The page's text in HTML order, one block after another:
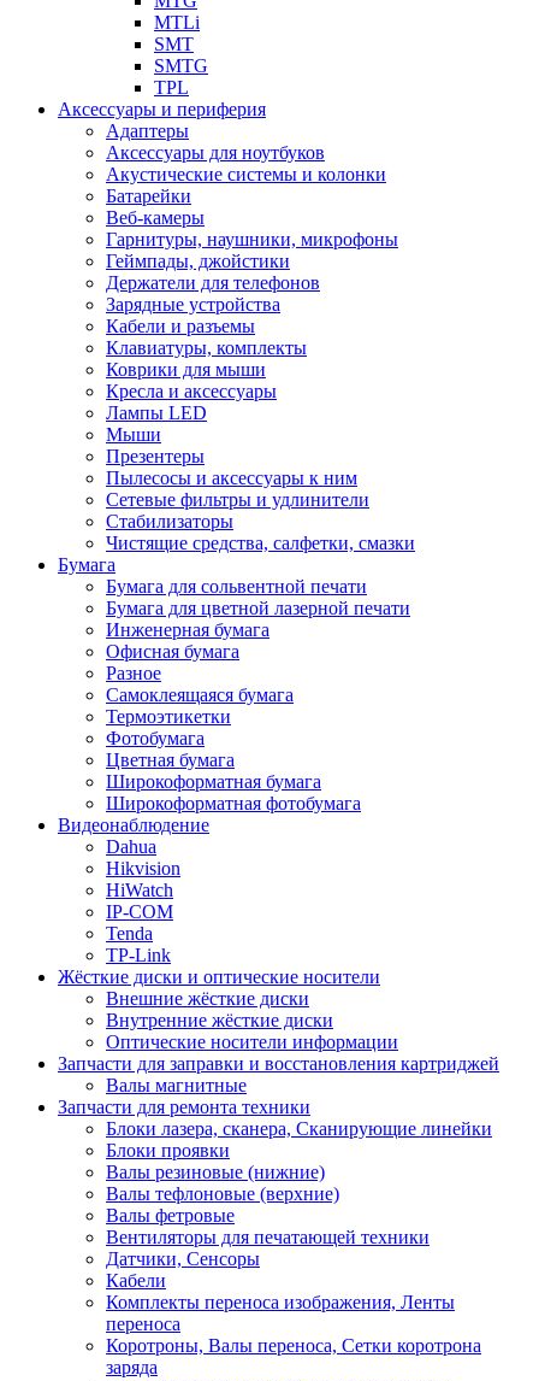
MTLi
SMT
SMTG
TPL
Аксессуары и периферия
Адаптеры
Аксессуары для ноутбуков
Акустические системы и колонки
Батарейки
Веб-камеры
Гарнитуры, наушники, микрофоны
Геймпады, джойстики
Держатели для телефонов
Зарядные устройства
Кабели и разъемы
Клавиатуры, комплекты
Коврики для мыши
Кресла и аксессуары
Лампы LED
Мыши
Презентеры
Пылесосы и аксессуары к ним
Сетевые фильтры и удлинители
Стабилизаторы
Чистящие средства, салфетки, смазки
Бумага
Бумага для сольвентной печати
Бумага для цветной лазерной печати
Инженерная бумага
Офисная бумага
Разное
Самоклеящаяся бумага
Термоэтикетки
Фотобумага
Цветная бумага
Широкоформатная бумага
Широкоформатная фотобумага
Видеонаблюдение
Dahua
Hikvision
HiWatch
IP-COM
Tenda
TP-Link
Жёсткие диски и оптические носители
Внешние жёсткие диски
Внутренние жёсткие диски
Оптические носители информации
Запчасти для заправки и восстановления картриджей
Валы магнитные
Запчасти для ремонта техники
Блоки лазера, сканера, Сканирующие линейки
Блоки проявки
Валы резиновые (нижние)
Валы тефлоновые (верхние)
Валы фетровые
Вентиляторы для печатающей техники
Датчики, Сенсоры
Кабели
Комплекты переноса изображения, Ленты
переноса
Коротроны, Валы переноса, Сетки коротрона
заряда